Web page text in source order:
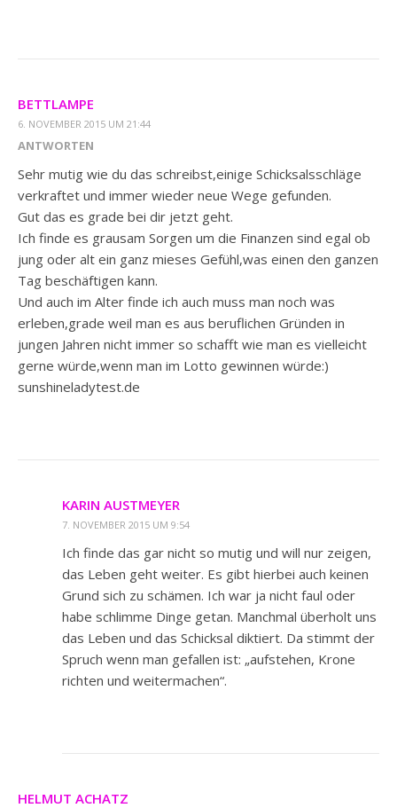
BETTLAMPE
6. NOVEMBER 2015 UM 21:44
ANTWORTEN
Sehr mutig wie du das schreibst,einige Schicksalsschläge
verkraftet und immer wieder neue Wege gefunden.
Gut das es grade bei dir jetzt geht.
Ich finde es grausam Sorgen um die Finanzen sind egal ob
jung oder alt ein ganz mieses Gefühl,was einen den ganzen
Tag beschäftigen kann.
Und auch im Alter finde ich auch muss man noch was
erleben,grade weil man es aus beruflichen Gründen in
jungen Jahren nicht immer so schafft wie man es vielleicht
gerne würde,wenn man im Lotto gewinnen würde:)
sunshineladytest.de
KARIN AUSTMEYER
7. NOVEMBER 2015 UM 9:54
Ich finde das gar nicht so mutig und will nur zeigen,
das Leben geht weiter. Es gibt hierbei auch keinen
Grund sich zu schämen. Ich war ja nicht faul oder
habe schlimme Dinge getan. Manchmal überholt uns
das Leben und das Schicksal diktiert. Da stimmt der
Spruch wenn man gefallen ist: „aufstehen, Krone
richten und weitermachen“.
HELMUT ACHATZ